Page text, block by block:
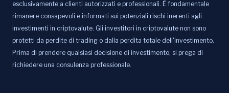
esclusivamente a clienti autorizzati e professionali. È fondamentale
rimanere consapevoli e informati sui potenziali rischi inerenti agli
investimenti in criptovalute. Gli investitori in criptovalute non sono
protetti da perdite di trading o dalla perdita totale dell'investimento.
Prima di prendere qualsiasi decisione di investimento, si prega di
richiedere una consulenza professionale.